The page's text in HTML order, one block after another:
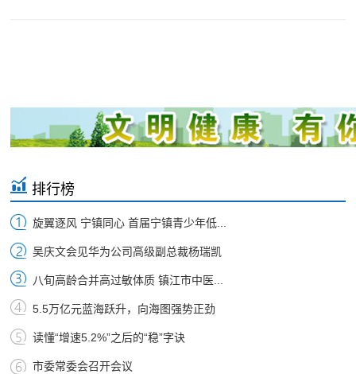
排行榜
旋翼逐风 宁镇同心 首届宁镇青少年低...
吴庆文会见华为公司高级副总裁杨瑞凯
八旬高龄合并高过敏体质 镇江市中医...
5.5万亿元蓝海跃升，向海图强势正劲
读懂“增速5.2%”之后的“稳”字诀
市委常委会召开会议